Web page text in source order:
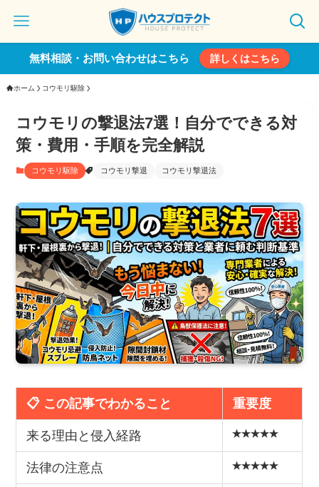
無料相談・お問い合わせはこちら 詳しくはこちら
ホーム コウモリ駆除
コウモリの撃退法7選！自分でできる対
策・費用・手順を完全解説
コウモリ駆除 コウモリ撃退 コウモリ撃退法
📋 この記事でわかること 重要度
来る理由と侵入経路 ★★★★★
法律の注意点 ★★★★★